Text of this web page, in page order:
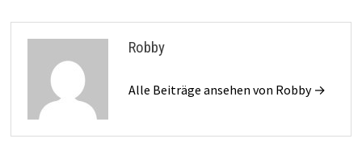
Robby
Alle Beiträge ansehen von Robby →